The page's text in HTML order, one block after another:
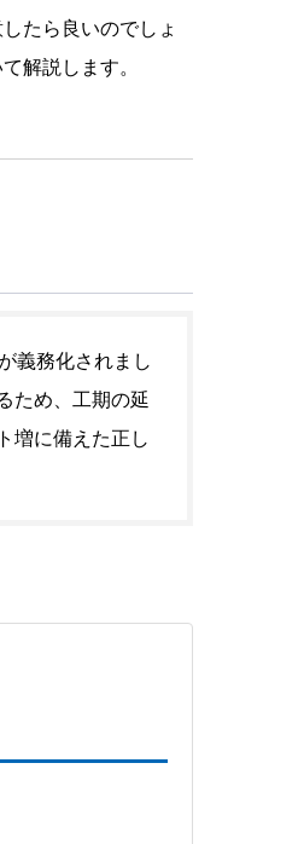
たら良いのでしょ
解説します。
義務化されまし
ため、工期の延
増に備えた正し